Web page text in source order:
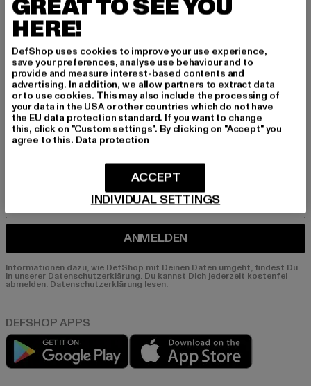
BEN!
Melde dich hier für unseren Newsletter an und
erhalte künftig Informationen über aktuelle Tre
nds, Angebote und Gutscheine von DefShop p
er E-Mail!
An welchen Produkten bist du interessiert?
E-MAIL
ANMELDEN
Informationen dazu, wie DefShop mit Deinen Daten umgeht, findest Du
in unserer Datenschutzerklärung. Du kannst Dich jederzeit kostenfei
abmelden. Datenschutzerklärung lesen.
Play market
GREAT TO SEE YOU
HERE!
DefShop uses cookies to improve your use experience,
save your preferences, analyse use behaviour and to
provide and measure interest-based contents and
advertising. In addition, we allow partners to extract data
or to use cookies. This may also include the processing of
your data in the USA or other countries which do not have
the EU data protection standard. If you want to change
this, click on "Custom settings". By clicking on "Accept" you
agree to this. Data protection
INDIVIDUAL SETTINGS
ACCEPT